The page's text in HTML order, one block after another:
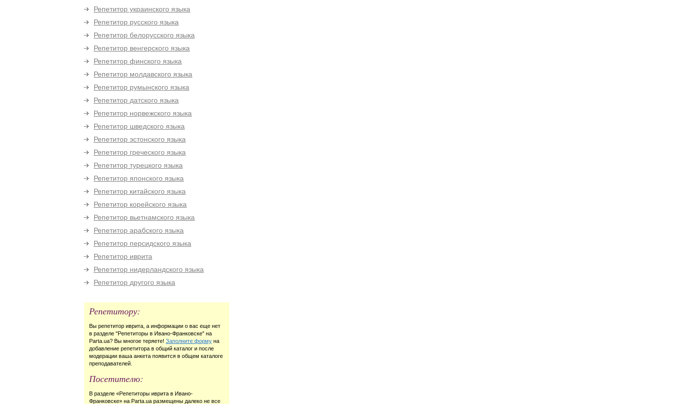
Репетитор украинского языка
Репетитор русского языка
Репетитор белорусского языка
Репетитор венгерского языка
Репетитор финского языка
Репетитор молдавского языка
Репетитор румынского языка
Репетитор датского языка
Репетитор норвежского языка
Репетитор шведского языка
Репетитор эстонского языка
Репетитор греческого языка
Репетитор турецкого языка
Репетитор японского языка
Репетитор китайского языка
Репетитор корейского языка
Репетитор вьетнамского языка
Репетитор арабского языка
Репетитор персидского языка
Репетитор иврита
Репетитор нидерландского языка
Репетитор другого языка
Репетитору:
Вы репетитор иврита, а информации о вас еще нет
в разделе "Репетиторы в Ивано-Франковске" на
Parta.ua? Вы многое теряете! Заполните форму на
добавление репетитора в общий каталог и после
модерации ваша анкета появится в общем каталоге
преподавателей.
Посетителю:
В разделе «Репетиторы иврита в Ивано-
Франковске» на Parta.ua размещены далеко не все